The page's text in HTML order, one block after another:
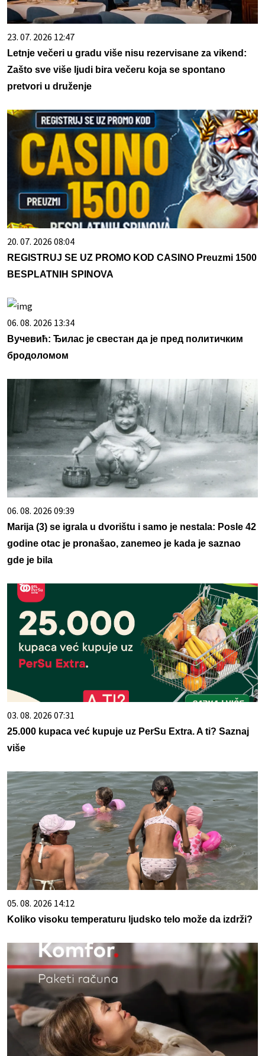
23. 07. 2026 12:47
Letnje večeri u gradu više nisu rezervisane za vikend:
Zašto sve više ljudi bira večeru koja se spontano
pretvori u druženje
20. 07. 2026 08:04
REGISTRUJ SE UZ PROMO KOD CASINO Preuzmi 1500
BESPLATNIH SPINOVA
06. 08. 2026 13:34
Вучевић: Ђилас је свестан да је пред политичким
бродоломом
06. 08. 2026 09:39
Marija (3) se igrala u dvorištu i samo je nestala: Posle 42
godine otac je pronašao, zanemeo je kada je saznao
gde je bila
03. 08. 2026 07:31
25.000 kupaca već kupuje uz PerSu Extra. A ti? Saznaj
više
05. 08. 2026 14:12
Koliko visoku temperaturu ljudsko telo može da izdrži?